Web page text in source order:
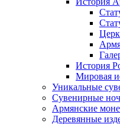
История
Мировая
Уникальные
Сувенирные
Армянские
Деревянные